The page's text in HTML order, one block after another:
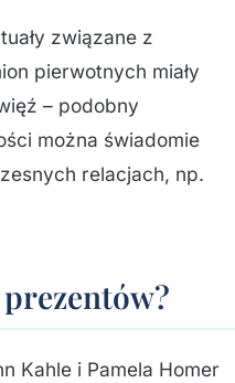
związane z
pierwotnych miały
– podobny
można świadomie
relacjach, np.
Kahle i Pamela Homer